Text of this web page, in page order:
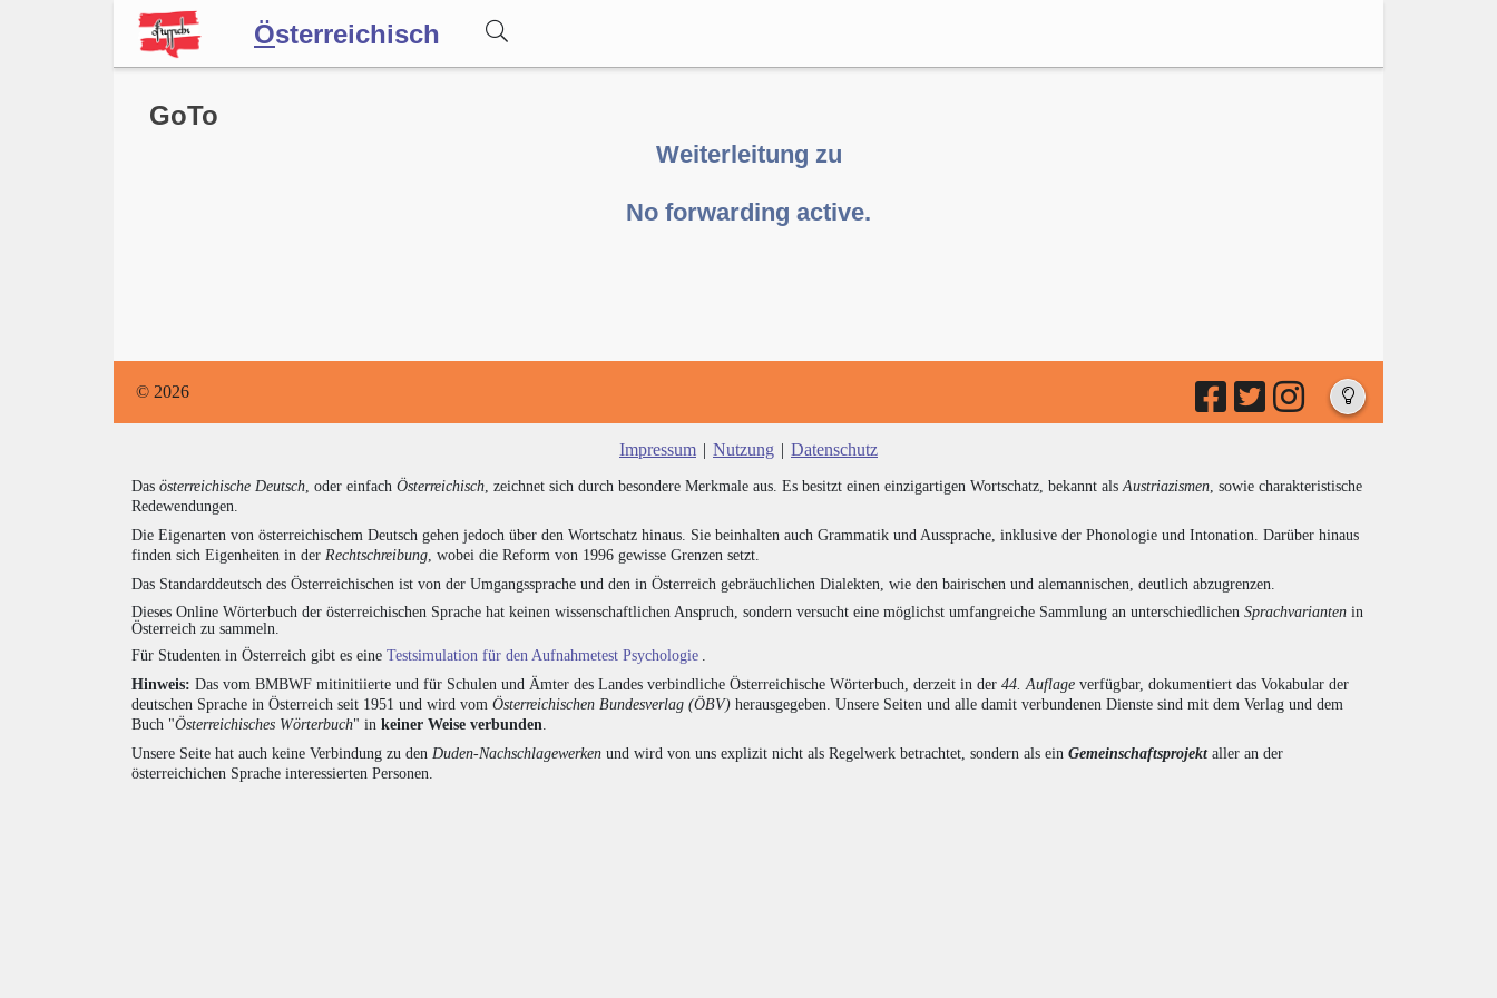
Österreichisch
Wörterbuch
GoTo
Weiterleitung zu
No forwarding active.
© 2026
Impressum | Nutzung | Datenschutz
Das österreichische Deutsch , oder einfach Österreichisch , zeichnet sich durch besondere Merkmale aus. Es besitzt einen einzigartigen Wortschatz, bekannt als Austriazismen , sowie charakteristische
Redewendungen.
Die Eigenarten von österreichischem Deutsch gehen jedoch über den Wortschatz hinaus. Sie beinhalten auch Grammatik und Aussprache, inklusive der Phonologie und Intonation. Darüber hinaus
finden sich Eigenheiten in der Rechtschreibung , wobei die Reform von 1996 gewisse Grenzen setzt.
Das Standarddeutsch des Österreichischen ist von der Umgangssprache und den in Österreich gebräuchlichen Dialekten, wie den bairischen und alemannischen, deutlich abzugrenzen.
Dieses Online Wörterbuch der österreichischen Sprache hat keinen wissenschaftlichen Anspruch, sondern versucht eine möglichst umfangreiche Sammlung an unterschiedlichen Sprachvarianten in
Österreich zu sammeln.
Für Studenten in Österreich gibt es eine Testsimulation für den Aufnahmetest Psychologie
Hinweis: Das vom BMBWF mitinitiierte und für Schulen und Ämter des Landes verbindliche Österreichische Wörterbuch, derzeit in der 44. Auflage verfügbar, dokumentiert das Vokabular der
deutschen Sprache in Österreich seit 1951 und wird vom Österreichischen Bundesverlag (ÖBV) herausgegeben. Unsere Seiten und alle damit verbundenen Dienste sind mit dem Verlag und dem
Buch "Österreichisches Wörterbuch" in keiner Weise verbunden
Unsere Seite hat auch keine Verbindung zu den Duden-Nachschlagewerken und wird von uns explizit nicht als Regelwerk betrachtet, sondern als ein Gemeinschaftsprojektaller an der
österreichichen Sprache interessierten Personen.